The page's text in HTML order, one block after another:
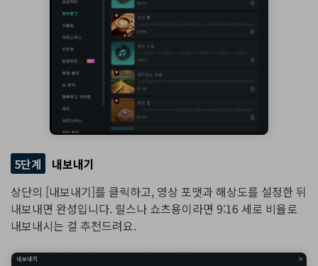
5단계
내보내기
상단의 [내보내기]를 클릭하고, 영상 포맷과 해상도를 설정한 뒤
내보내면 완성입니다. 릴스나 쇼츠용이라면 9:16 세로 비율로
내보내시는 걸 추천드려요.